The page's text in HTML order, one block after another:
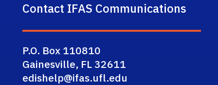
Contact IFAS Communications
P.O. Box 110810
Gainesville, FL 32611
edishelp@ifas.ufl.edu